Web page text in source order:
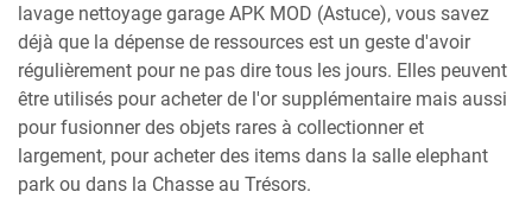
lavage nettoyage garage APK MOD (Astuce), vous savez
déjà que la dépense de ressources est un geste d'avoir
régulièrement pour ne pas dire tous les jours. Elles peuvent
être utilisés pour acheter de l'or supplémentaire mais aussi
pour fusionner des objets rares à collectionner et
largement, pour acheter des items dans la salle elephant
park ou dans la Chasse au Trésors.